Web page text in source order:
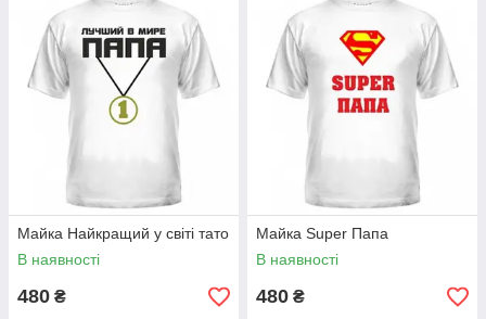
Майка Найкращий у світі тато
В наявності
480 ₴
Майка Super Папа
В наявності
480 ₴